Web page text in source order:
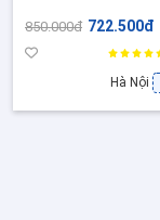
ngắt, inox 304 an toàn
850.000đ 722.500đ
Hà Nội